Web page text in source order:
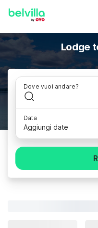
Lodge
Dove vuoi andare?
Data
Aggiungi date